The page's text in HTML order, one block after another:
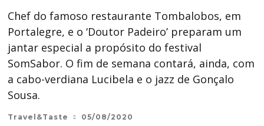
Chef do famoso restaurante Tombalobos, em
Portalegre, e o ‘Doutor Padeiro’ preparam um
jantar especial a propósito do festival
SomSabor. O fim de semana contará, ainda, com
a cabo-verdiana Lucibela e o jazz de Gonçalo
Sousa.
Travel&Taste 05/08/2020